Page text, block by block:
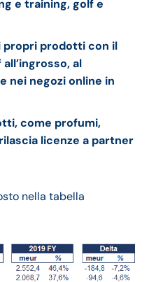
e training, golf e
propri prodotti con il
al
nei negozi online in
come profumi,
licenze a partner
nella tabella